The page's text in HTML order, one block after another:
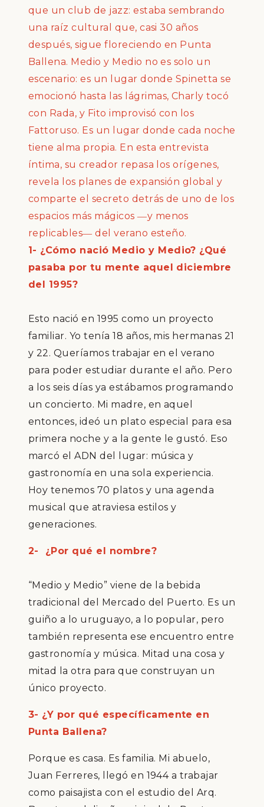
que un club de jazz: estaba sembrando
una raíz cultural que, casi 30 años
después, sigue floreciendo en Punta
Ballena. Medio y Medio no es solo un
escenario: es un lugar donde Spinetta se
emocionó hasta las l ágrimas, Charly tocó
con Rada, y Fito improvisó con los
Fattoruso. Es un lugar donde cada noche
tiene alma propia. En esta entrevista
íntima, su creador repasa los orígenes,
revela los planes de expansión global y
comparte el secreto detrás de uno de los
espacios más mágicos—y menos
replicables—del verano esteño.
1- ¿Cómo nació Medio y Medio? ¿Qué
pasaba por tu mente aquel diciembre
del 1995?
Esto nacióen 1995 como un proyecto
familiar. Yo tenía 18 años, mis hermanas 21
y 22. Queríamos trabajar en el verano
para poder estudiar durante el año. Pero
a los seis d ías ya estábamos programando
un concierto. Mi madre, en aquel
entonces, ideó un plato especial para esa
primera noche y a la gente le gustó. Eso
marcó el ADN del lugar: música y
gastronomía en una sola experiencia.
Hoy tenemos 70 platos y una agenda
musical que atraviesa estilos y
generaciones.
2- ¿ Por qué el nombre?
“Medio y Medio” viene de la bebida
tradicional del Mercado del Puerto. Es un
guiño a lo uruguayo, a lo popular, pero
también representa ese encuentro entre
gastronomía y música. Mitad una cosa y
mitad la otra para que construyan un
único proyecto.
3- ¿Y por qué específicamente en
Punta Ballena?
Porque es casa. Es familia. Mi abuelo,
Juan Ferreres, llegóen 1944 a trabajar
como paisajista con el estudio del Arq.